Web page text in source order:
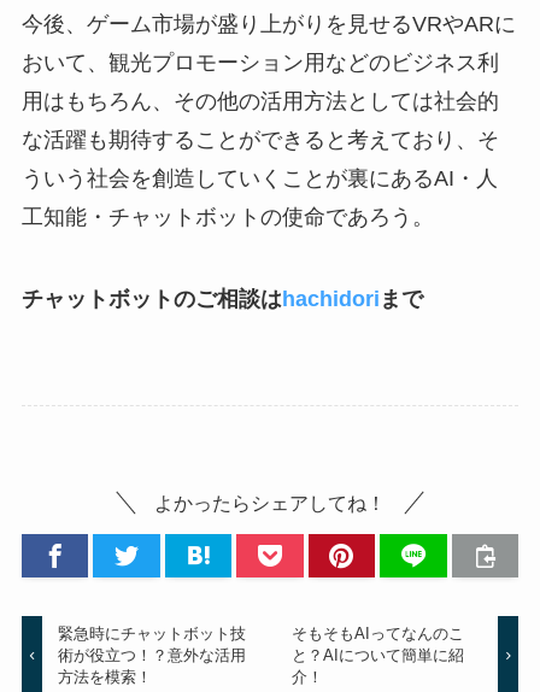
今後、ゲーム市場が盛り上がりを見せるVRやARに
おいて、観光プロモーション用などのビジネス利
用はもちろん、その他の活用方法としては社会的
な活躍も期待することができると考えており、そ
ういう社会を創造していくことが裏にあるAI・人
工知能・チャットボットの使命であろう。
チャットボットのご相談はhachidori まで
よかったらシェアしてね！
緊急時にチャットボット技
術が役立つ！？意外な活用
方法を模索！
そもそもAIってなんのこ
と？AIについて簡単に紹
介！